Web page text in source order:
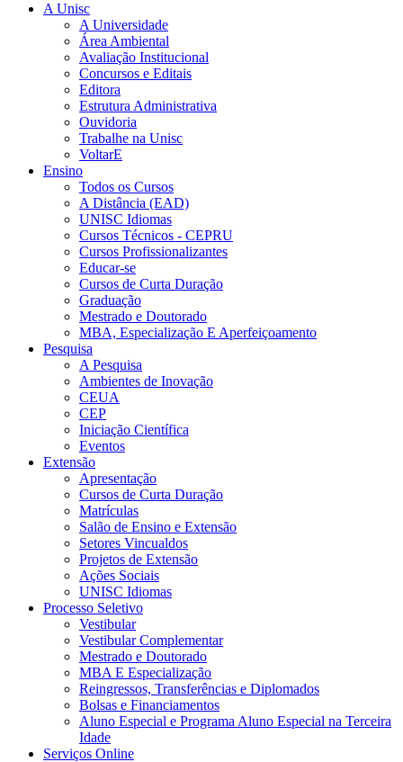
A Unisc
A Universidade
Área Ambiental
Avaliação Institucional
Concursos e Editais
Editora
Estrutura Administrativa
Ouvidoria
Trabalhe na Unisc
VoltarE
Ensino
Todos os Cursos
A Distância (EAD)
UNISC Idiomas
Cursos Técnicos - CEPRU
Cursos Profissionalizantes
Educar-se
Cursos de Curta Duração
Graduação
Mestrado e Doutorado
MBA, Especialização E Aperfeiçoamento
Pesquisa
A Pesquisa
Ambientes de Inovação
CEUA
CEP
Iniciação Científica
Eventos
Extensão
Apresentação
Cursos de Curta Duração
Matrículas
Salão de Ensino e Extensão
Setores Vincualdos
Projetos de Extensão
Ações Sociais
UNISC Idiomas
Processo Seletivo
Vestibular
Vestibular Complementar
Mestrado e Doutorado
MBA E Especialização
Reingressos, Transferências e Diplomados
Bolsas e Financiamentos
Aluno Especial e Programa Aluno Especial na Terceira
Idade
Serviços Online